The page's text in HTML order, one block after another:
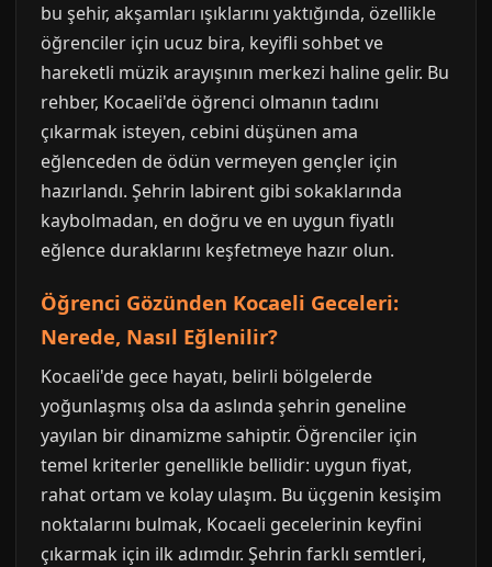
bu şehir, akşamları ışıklarını yaktığında, özellikle
öğrenciler için ucuz bira, keyifli sohbet ve
hareketli müzik arayışının merkezi haline gelir. Bu
rehber, Kocaeli'de öğrenci olmanın tadını
çıkarmak isteyen, cebini düşünen ama
eğlenceden de ödün vermeyen gençler için
hazırlandı. Şehrin labirent gibi sokaklarında
kaybolmadan, en doğru ve en uygun fiyatlı
eğlence duraklarını keşfetmeye hazır olun.
Öğrenci Gözünden Kocaeli Geceleri:
Nerede, Nasıl Eğlenilir?
Kocaeli'de gece hayatı, belirli bölgelerde
yoğunlaşmış olsa da aslında şehrin geneline
yayılan bir dinamizme sahiptir. Öğrenciler için
temel kriterler genellikle bellidir: uygun fiyat,
rahat ortam ve kolay ulaşım. Bu üçgenin kesişim
noktalarını bulmak, Kocaeli gecelerinin keyfini
çıkarmak için ilk adımdır. Şehrin farklı semtleri,